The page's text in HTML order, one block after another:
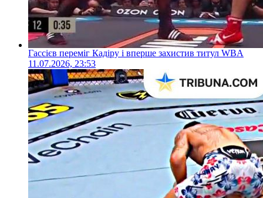
Гассієв переміг Кадіру і вперше захистив титул WBA
11.07.2026, 23:53